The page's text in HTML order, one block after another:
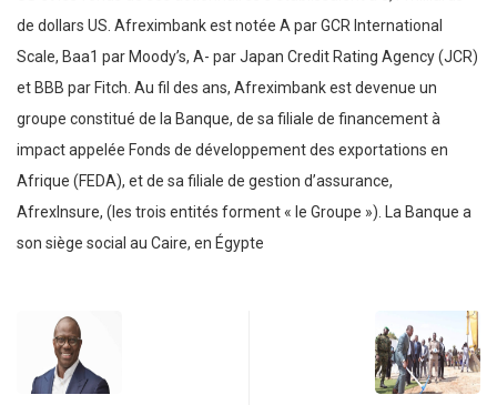
de dollars US. Afreximbank est notée A par GCR International
Scale, Baa1 par Moody’s, A- par Japan Credit Rating Agency (JCR)
et BBB par Fitch. Au fil des ans, Afreximbank est devenue un
groupe constitué de la Banque, de sa filiale de financement à
impact appelée Fonds de développement des exportations en
Afrique (FEDA), et de sa filiale de gestion d’assurance,
AfrexInsure, (les trois entités forment « le Groupe »). La Banque a
son siège social au Caire, en Égypte